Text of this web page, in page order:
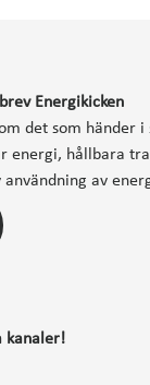
Energikicken
det som händer i
energi, hållbara
av
kanaler!